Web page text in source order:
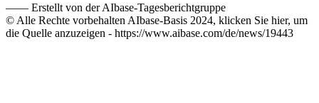
—— Erstellt von der AIbase-Tagesberichtgruppe
© Alle Rechte vorbehalten AIbase-Basis 2024, klicken Sie hier, um
die Quelle anzuzeigen - https://www.aibase.com/de/news/19443